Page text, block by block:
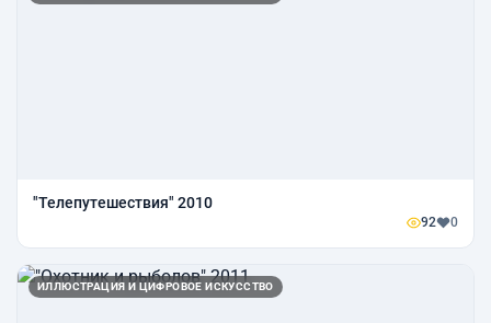
"Телепутешествия" 2010
92 0
ИЛЛЮСТРАЦИЯ И ЦИФРОВОЕ ИСКУССТВО